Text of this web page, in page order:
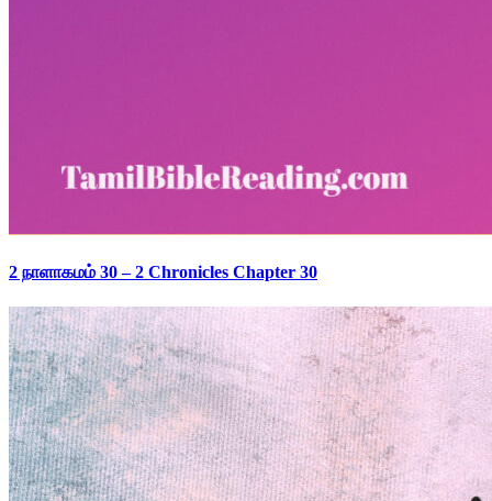
2 நாளாகமம் 30 – 2 Chronicles Chapter 30